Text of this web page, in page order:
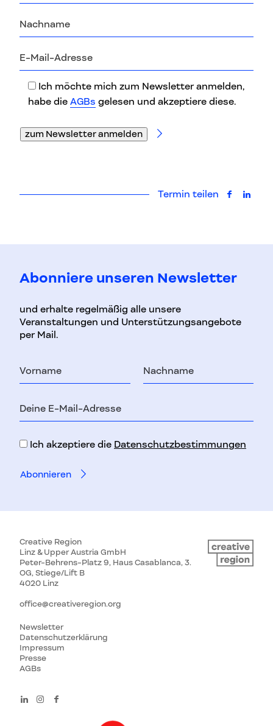
Nachname
E-
Mail-
Adresse
Ich möchte mich zum Newsletter anmelden,
habe die AGBs gelesen und akzeptiere diese.
lasse
Termin teilen
auf auf
Abonniere unseren Newsletter
und erhalte regelmäßig alle unsere
Veranstaltungen und Unterstützungsangebote
per Mail.
Nachname
Mail-
Ich akzeptiere die Datenschutzbestimmungen
Creative Region
Linz & Upper Austria GmbH
Peter-Behrens-Platz 9, Haus Casablanca, 3.
OG, Stiege/Lift B
4020 Linz
office@creativeregion.org
Newsletter
Datenschutzerklärung
Impressum
Presse
AGBs